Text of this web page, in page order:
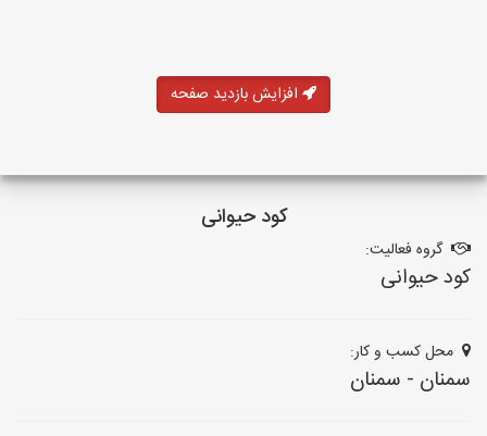
افزایش بازدید صفحه
کود حیوانی
گروه فعالیت:
کود حیوانی
محل کسب و کار:
سمنان - سمنان